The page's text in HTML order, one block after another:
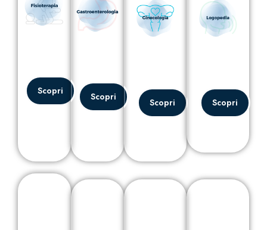
Scopri Scopri Scopri Scopri